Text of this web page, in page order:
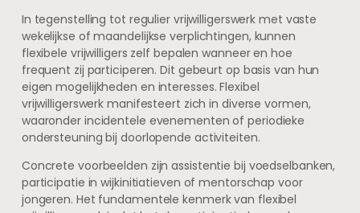
In tegenstelling tot regulier vrijwilligerswerk met vaste
wekelijkse of maandelijkse verplichtingen, kunnen
flexibele vrijwilligers zelf bepalen wanneer en hoe
frequent zij participeren. Dit gebeurt op basis van hun
eigen mogelijkheden en interesses. Flexibel
vrijwilligerswerk manifesteert zich in diverse vormen,
waaronder incidentele evenementen of periodieke
ondersteuning bij doorlopende activiteiten.
Concrete voorbeelden zijn assistentie bij voedselbanken,
participatie in wijkinitiatieven of mentorschap voor
jongeren. Het fundamentele kenmerk van flexibel